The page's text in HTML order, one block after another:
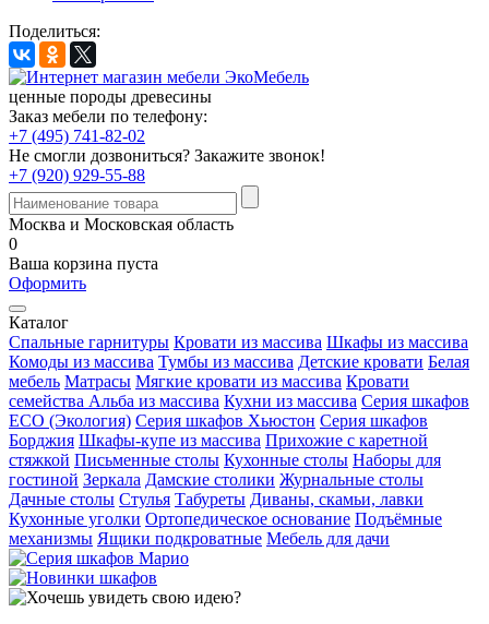
Поделиться:
ценные породы древесины
Заказ мебели по телефону:
+7 (495) 741-82-02
Не смогли дозвониться? Закажите звонок!
+7 (920) 929-55-88
Москва и Московская область
0
Ваша корзина пуста
Оформить
Каталог
Спальные гарнитуры Кровати из массива Шкафы из массива
Комоды из массива Тумбы из массива Детские кровати Белая
мебель Матрасы Мягкие кровати из массива Кровати
семейства Альба из массива Кухни из массива Серия шкафов
ECO (Экология) Серия шкафов Хьюстон Серия шкафов
Борджия Шкафы-купе из массива Прихожие с каретной
стяжкой Письменные столы Кухонные столы Наборы для
гостиной Зеркала Дамские столики Журнальные столы
Дачные столы Стулья Табуреты Диваны, скамьи, лавки
Кухонные уголки Ортопедическое основание Подъёмные
механизмы Ящики подкроватные Мебель для дачи